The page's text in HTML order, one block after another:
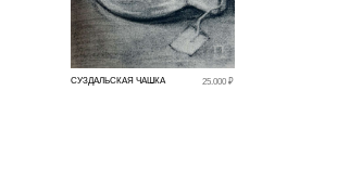
СУЗДАЛЬСКАЯ ЧАШКА 25.000 ₽